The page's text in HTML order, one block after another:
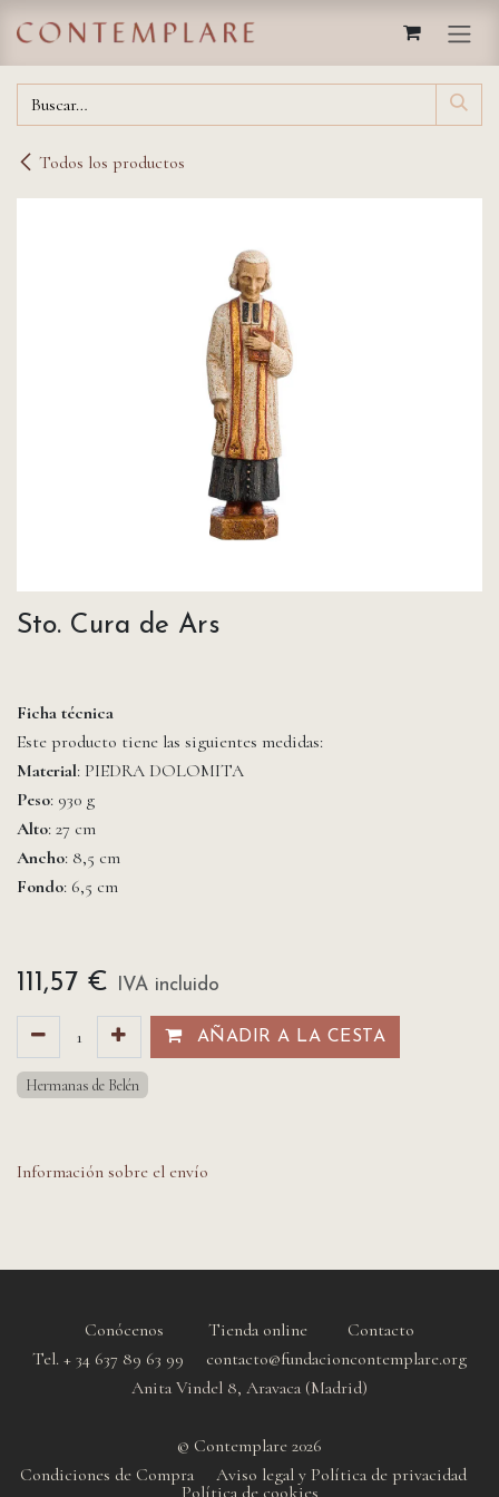
Todos los productos
Sto. Cura de Ars
Ficha técnica
Este producto tiene las siguientes medidas:
Material: PIEDRA DOLOMITA
Peso: 930 g
Alto: 27 cm
Ancho: 8,5 cm
Fondo: 6,5 cm
111,57 € IVA incluido
AÑADIR A LA CESTA​​
Hermanas de Belén
Información sobre el envío
Conócenos Tienda online
Contacto
Tel. + 34 637 89 63 99 contacto@fundacioncontemplare.org
Anita Vindel 8, Aravaca (Madrid)
© Contemplare 2026
Condiciones de Compra
Aviso legal y Política de privacidad